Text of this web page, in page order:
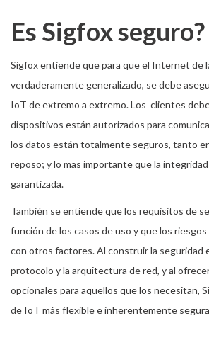
Es Sigfox seguro?
Sigfox entiende que para que el Internet de
verdaderamente generalizado, se debe
IoT de extremo a extremo. Los clientes
dispositivos están autorizados para
los datos están totalmente seguros, tanto
reposo; y lo mas importante que la
garantizada.
También se entiende que los requisitos de
función de los casos de uso y que los
con otros factores. Al construir la seguridad
protocolo y la arquitectura de red, y al
opcionales para aquellos que los necesitan,
de IoT más flexible e inherentemente